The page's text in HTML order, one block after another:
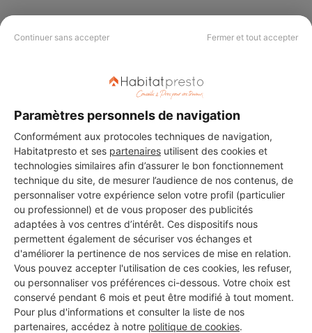
Continuer sans accepter Fermer et tout accepter
Paramètres personnels de navigation
Conformément aux protocoles techniques de navigation,
Habitatpresto et ses partenaires utilisent des cookies et
technologies similaires afin d’assurer le bon fonctionnement
technique du site, de mesurer l’audience de nos contenus, de
personnaliser votre expérience selon votre profil (particulier
ou professionnel) et de vous proposer des publicités
adaptées à vos centres d’intérêt. Ces dispositifs nous
permettent également de sécuriser vos échanges et
d'améliorer la pertinence de nos services de mise en relation.
Vous pouvez accepter l'utilisation de ces cookies, les refuser,
ou personnaliser vos préférences ci-dessous. Votre choix est
conservé pendant 6 mois et peut être modifié à tout moment.
Pour plus d'informations et consulter la liste de nos
partenaires, accédez à notre politique de cookies.
CHERCHER ?
Vous souhaitez réaliser des travaux et ne savez quel professionnel
choisir ? Demandez des devis travauxauprès de notre réseau de 5 000
professionnels partout en France.
DEMANDER UN DEVIS